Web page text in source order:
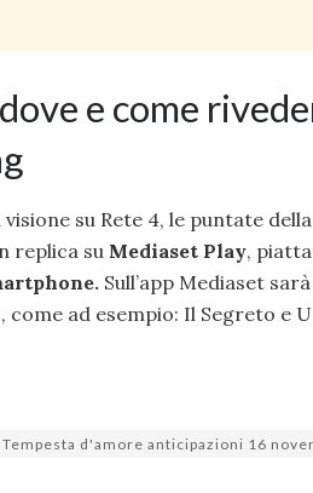
e come
su Rete 4, le puntate
replica su Mediaset Play,
Sull’app Mediaset
ad esempio: Il Segreto e
Tempesta d'amore anticipazioni 16